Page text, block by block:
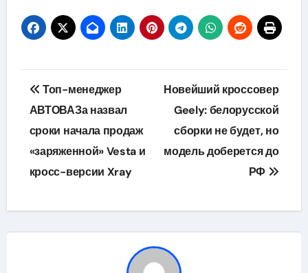
Навигация
по
записям
Топ-менеджер
АВТОВАЗа назвал
сроки начала продаж
«заряженной» Vesta и
кросс-версии Xray
Новейший кроссовер
Geely: белорусской
сборки не будет, но
модель доберется до
РФ